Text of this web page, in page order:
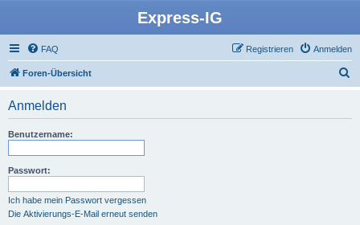
Express-IG
FAQ Anmelden
Registrieren
Foren-Übersicht
Anmelden
Benutzername:
Passwort:
Ich habe mein Passwort vergessen
Die Aktivierungs-E-Mail erneut senden